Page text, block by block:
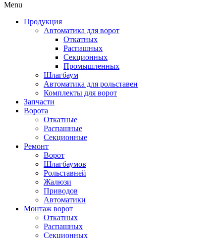
Menu
Продукция
Автоматика для ворот
Откатных
Распашных
Секционных
Промышленных
Шлагбаум
Автоматика для рольставен
Комплекты для ворот
Запчасти
Ворота
Откатные
Распашные
Секционные
Ремонт
Ворот
Шлагбаумов
Рольставней
Жалюзи
Приводов
Автоматики
Монтаж ворот
Откатных
Распашных
Секционных